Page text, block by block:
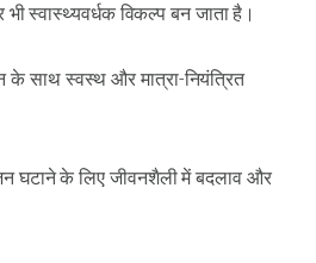
स्वास्थ्यवर्धक विकल्प बन जाता है।
साथ स्वस्थ और मात्रा-नियंत्रित
घटाने के लिए जीवनशैली में बदलाव और